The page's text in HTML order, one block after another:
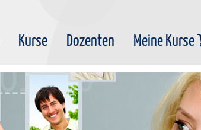
Kurse Dozenten Meine Kurse